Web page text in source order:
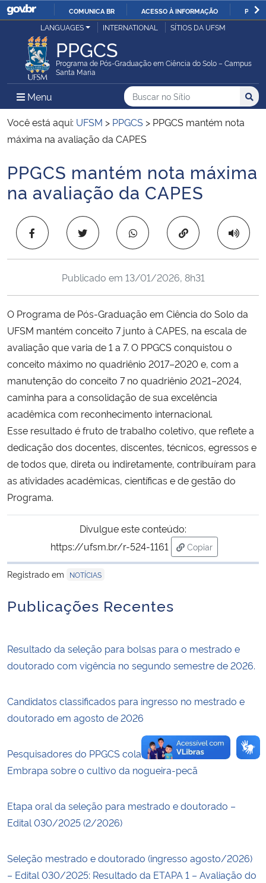
IR
O
COMUNICA BR ACESSO À INFORMAÇÃO
Ministério da Justiça e Segurança Pública
Ministério da Defesa
Ministério das Relações Exteriores
Ministério da Infraestrutura
Ministério da Educação
Ministério da Cidadania
Ministério da Ciência, Tecnologia, Inovações e Comunicações
Ministério do Meio Ambiente
Ministério do Turismo
Ministério do Desenvolvimento Regional
Controladoria-Geral da União
Ministério da Mulher, da Família e dos Direitos Humanos
Secretaria-Geral
Advocacia-Geral da União
Planalto
LANGUAGES INTERNATIONAL SÍTIOS DA UFSM
PPGCS
Programa de Pós-Graduação em Ciência do Solo – Campus
Santa Maria
Menu Menu Principal do Sítio
Busca
Buscar no no Sítio
Busca:
Você está aqui: UFSM > PPGCS > PPGCS mantém nota
máxima na avaliação da CAPES
Início do conteúdo
PPGCS mantém nota máxima
na avaliação da CAPES
Copiar para área
Publicado em 13/01/2026, 8h31
O Programa de Pós-Graduação em Ciência do Solo da
UFSM mantém conceito 7 junto à CAPES, na escala de
avaliação que varia de 1 a 7. O PPGCS conquistou o
conceito máximo no quadriênio 2017–2020 e, com a
manutenção do conceito 7 no quadriênio 2021–2024,
caminha para a consolidação de sua excelência
acadêmica com reconhecimento internacional.
Esse resultado é fruto de trabalho coletivo, que reflete a
dedicação dos docentes, discentes, técnicos, egressos e
de todos que, direta ou indiretamente, contribuíram para
as atividades acadêmicas, científicas e de gestão do
Programa.
Divulgue este conteúdo:
https://ufsm.br/r-524-1161
Copiar
para área de
Registrado em
NOTÍCIAS
Publicações Recentes
Resultado da seleção para bolsas para o mestrado e
doutorado com vigência no segundo semestre de 2026.
Candidatos classificados para ingresso no mestrado e
doutorado em agosto de 2026
Pesquisadores do PPGCS colaboram em livro da
Embrapa sobre o cultivo da nogueira-pecã
Etapa oral da seleção para mestrado e doutorado –
Edital 030/2025 (2/2026)
Seleção mestrado e doutorado (ingresso agosto/2026)
– Edital 030/2025: Resultado da ETAPA 1 – Avaliação do